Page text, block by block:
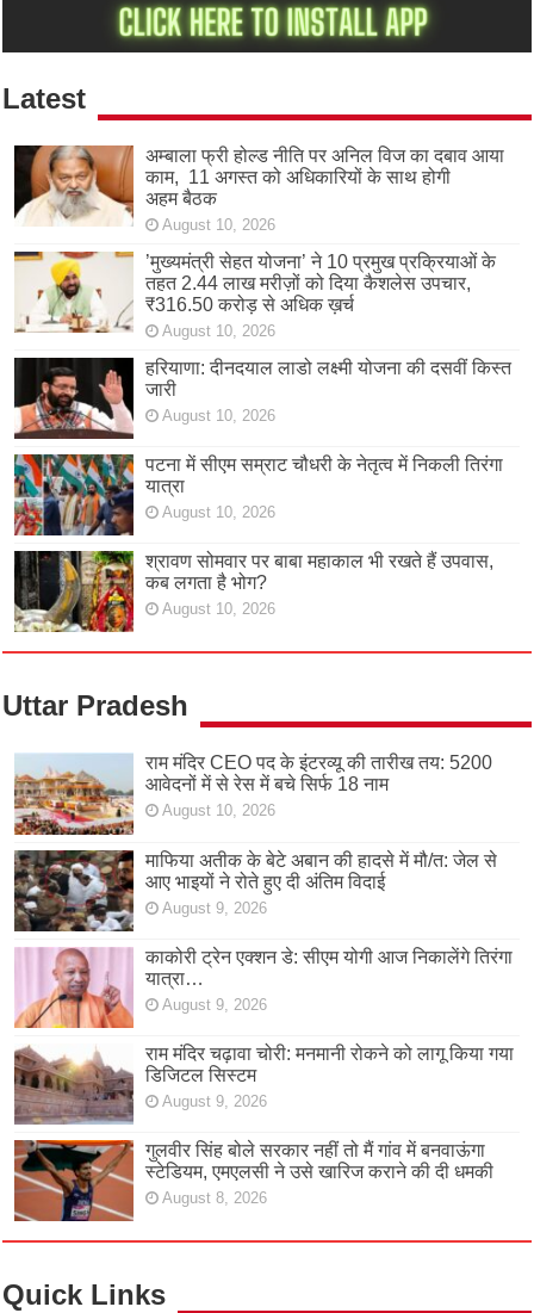
Latest
अम्बाला फ्री होल्ड नीति पर अनिल विज का दबाव आया
काम, 11 अगस्त को अधिकारियों के साथ होगी
अहम बैठक
August 10, 2026
’मुख्यमंत्री सेहत योजना’ ने 10 प्रमुख प्रक्रियाओं के
तहत 2.44 लाख मरीज़ों को दिया कैशलेस उपचार,
₹316.50 करोड़ से अधिक ख़र्च
August 10, 2026
हरियाणा: दीनदयाल लाडो लक्ष्मी योजना की दसवीं किस्त
जारी
August 10, 2026
पटना में सीएम सम्राट चौधरी के नेतृत्व में निकली तिरंगा
यात्रा
August 10, 2026
श्रावण सोमवार पर बाबा महाकाल भी रखते हैं उपवास,
कब लगता है भोग?
August 10, 2026
Uttar Pradesh
राम मंदिर CEO पद के इंटरव्यू की तारीख तय: 5200
आवेदनों में से रेस में बचे सिर्फ 18 नाम
August 10, 2026
माफिया अतीक के बेटे अबान की हादसे में मौ/त: जेल से
आए भाइयों ने रोते हुए दी अंतिम विदाई
August 9, 2026
काकोरी ट्रेन एक्शन डे: सीएम योगी आज निकालेंगे तिरंगा
यात्रा…
August 9, 2026
राम मंदिर चढ़ावा चोरी: मनमानी रोकने को लागू किया गया
डिजिटल सिस्टम
August 9, 2026
गुलवीर सिंह बोले सरकार नहीं तो मैं गांव में बनवाऊंगा
स्टेडियम, एमएलसी ने उसे खारिज कराने की दी धमकी
August 8, 2026
Quick Links